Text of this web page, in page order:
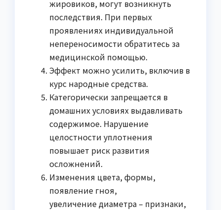
жировиков, могут возникнуть
последствия. При первых
проявлениях индивидуальной
непереносимости обратитесь за
медицинской помощью.
Эффект можно усилить, включив в
курс народные средства.
Категорически запрещается в
домашних условиях выдавливать
содержимое. Нарушение
целостности уплотнения
повышает риск развития
осложнений.
Изменения цвета, формы,
появление гноя,
увеличение диаметра – признаки,